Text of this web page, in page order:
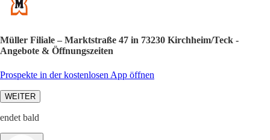
Müller Filiale – Marktstraße 47 in 73230 Kirchheim/Teck -
Angebote & Öffnungszeiten
Prospekte in der kostenlosen App öffnen
WEITER
endet bald